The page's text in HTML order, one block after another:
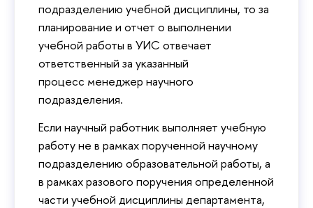
подразделению учебной дисциплины, то за
планирование и отчет о выполнении
учебной работы в УИС отвечает
ответственный за указанный
процесс менеджер научного
подразделения.
Если научный работник выполняет учебную
работу не в рамках порученной научному
подразделению образовательной работы, а
в рамках разового поручения определенной
части учебной дисциплины департамента,